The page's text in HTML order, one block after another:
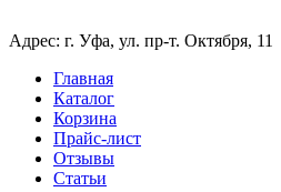
Адрес: г. Уфа, ул. пр-т. Октября, 11
Главная
Каталог
Корзина
Прайс-лист
Отзывы
Статьи